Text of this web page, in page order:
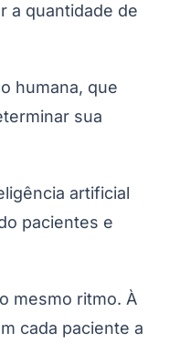
a quantidade de
humana, que
sua
artificial
pacientes e
mesmo ritmo. À
cada paciente a